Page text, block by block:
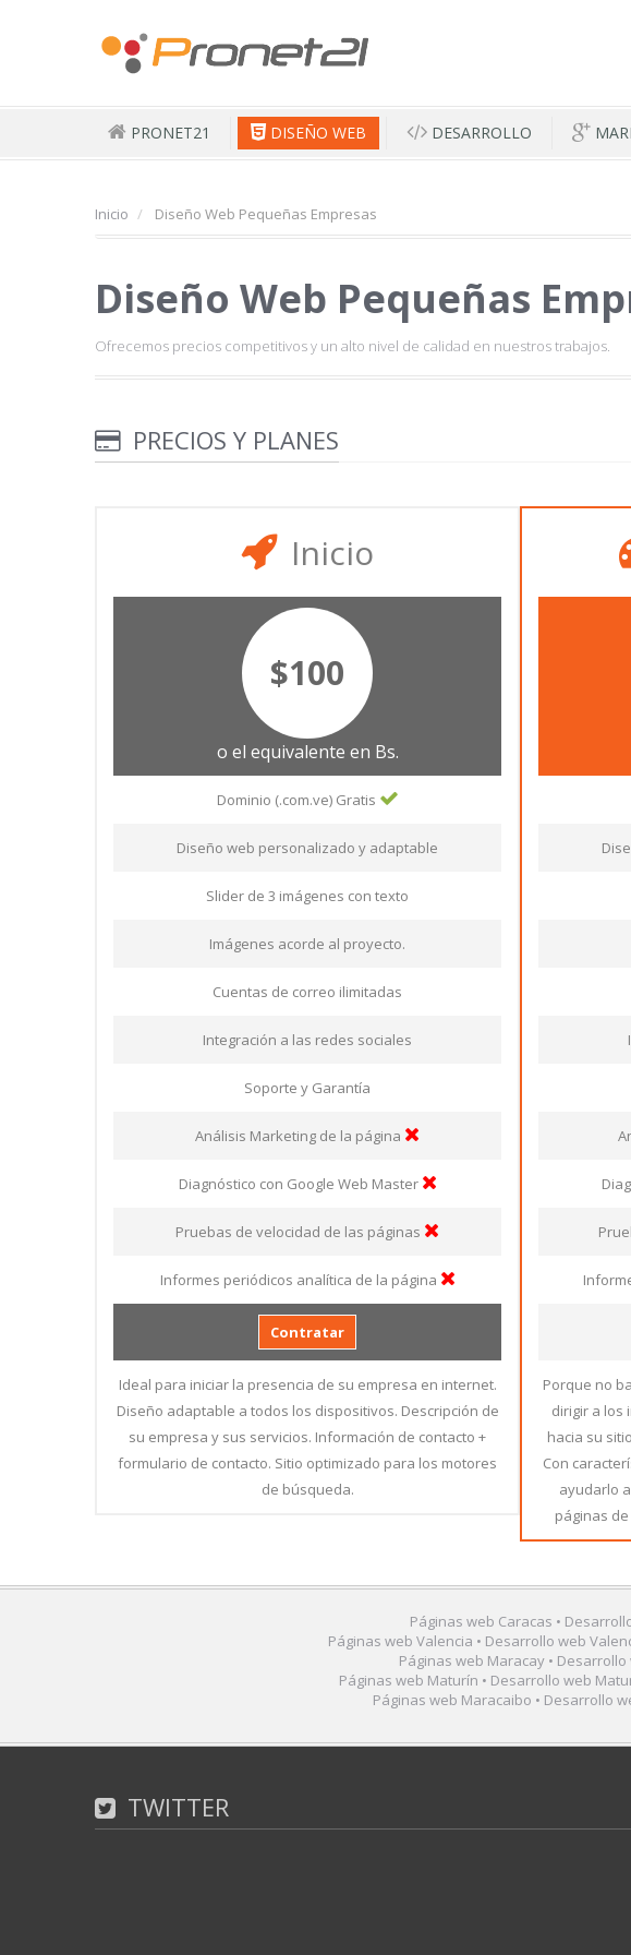
PRONET21 DISEÑO WEB DESARROLLO
Inicio Diseño Web Pequeñas Empresas
Diseño Web Pequeñas
Ofrecemos precios competitivos y un alto nivel de calidad en nuestros trabajos.
PRECIOS Y PLANES
Inicio
$100
o el equivalente en Bs.
Dominio (.com.ve) Gratis
Diseño web personalizado y adaptable
Slider de 3 imágenes con texto
Imágenes acorde al proyecto.
Cuentas de correo ilimitadas
Integración a las redes sociales
Soporte y Garantía
Análisis Marketing de la página
Diagnóstico con Google Web Master
Pruebas de velocidad de las páginas
Informes periódicos analítica de la página
Contratar
Ideal para iniciar la presencia de su empresa en internet.
Diseño adaptable a todos los dispositivos. Descripción de
su empresa y sus servicios. Información de contacto +
formulario de contacto. Sitio optimizado para los motores
de búsqueda.
Porque no
dirigir a los
hacia su
Con
ayudarlo
páginas
Páginas web Caracas •
Páginas web Valencia • Desarrollo web
Páginas web Maracay •
Páginas web Maturín • Desarrollo web
Páginas web Maracaibo • Desarrollo
TWITTER